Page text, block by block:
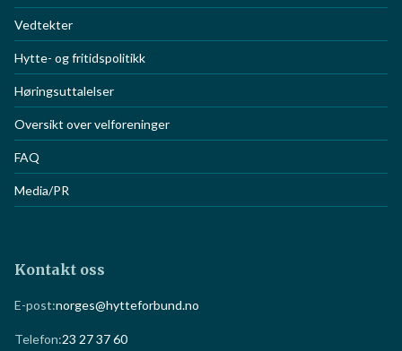
Om oss
Styre og sekretariat
Vedtekter
Hytte- og fritidspolitikk
Høringsuttalelser
Oversikt over velforeninger